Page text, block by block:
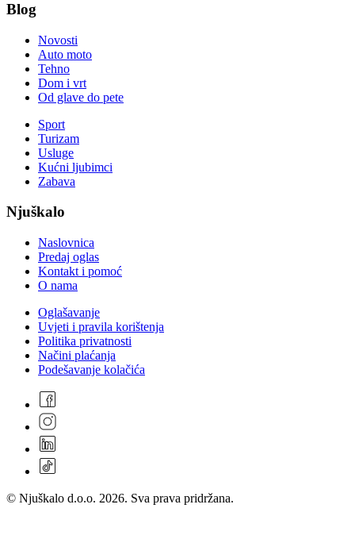
Blog
Novosti
Auto moto
Tehno
Dom i vrt
Od glave do pete
Sport
Turizam
Usluge
Kućni ljubimci
Zabava
Njuškalo
Naslovnica
Predaj oglas
Kontakt i pomoć
O nama
Oglašavanje
Uvjeti i pravila korištenja
Politika privatnosti
Načini plaćanja
Podešavanje kolačića
© Njuškalo d.o.o. 2026. Sva prava pridržana.